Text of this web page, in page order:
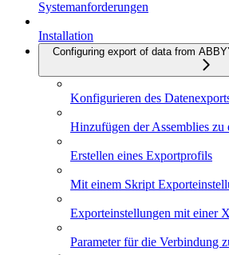
Systemanforderungen
Installation
Configuring export of data from
Konfigurieren des
Hinzufügen der Assemblies
Erstellen eines Exportprofils
Mit einem Skript
Exporteinstellungen mit einer
Parameter für die Verbindung